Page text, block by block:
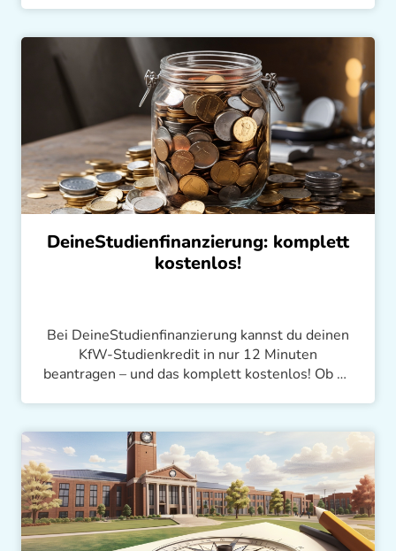
diesem Artikel erfährst du alle wichtigen
Fristen, damit du deine Kreditsumme rechtzeitig
erhältst. Wir zeigen dir, wie du bis zu 650 €
monatlich pünktlich bekommst.
DeineStudienfinanzierung: komplett
kostenlos!
Bei DeineStudienfinanzierung kannst du deinen
KfW-Studienkredit in nur 12 Minuten
beantragen – und das komplett kostenlos! Ob du
verfügbar. Mit einer Genehmigungsrate von über
95% und persönlichem Customer Support sind
wir immer für dich da.